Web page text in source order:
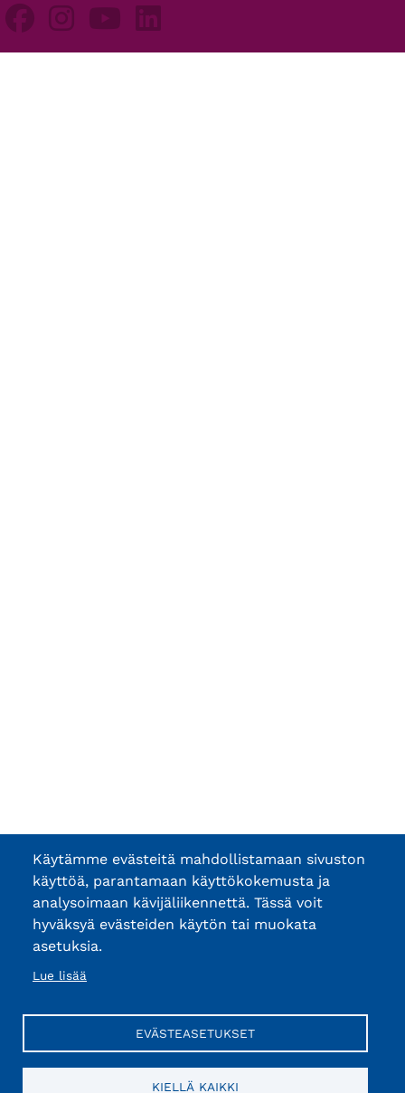
Käytämme evästeitä mahdollistamaan sivuston
käyttöä, parantamaan käyttökokemusta ja
analysoimaan kävijäliikennettä. Tässä voit
hyväksyä evästeiden käytön tai muokata
asetuksia.
Lue lisää
EVÄSTEASETUKSET
KIELLÄ KAIKKI